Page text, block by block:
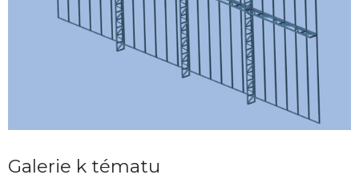
Galerie k tématu